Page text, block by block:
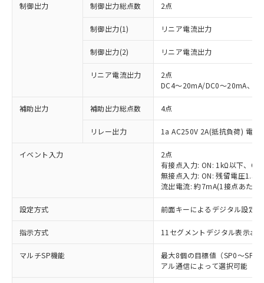
制御出力 制御出力総点数 2点
制御出力(1) リニア電流出力
制御出力(2) リニア電流出力
リニア電流出力
2点
DC4～20mA/DC0～20mA、
補助出力 補助出力総点数 4点
リレー出力 1a AC250V 2A(抵抗負荷) 電
イベント入力
2点
有接点入力: ON: 1kΩ以下、
無接点入力: ON: 残留電圧1.5V
流出電流: 約7mA(1接点あたり)
設定方式 前面キーによるデジタル設定
指示方式 11セグメントデジタル表示お
マルチSP機能
最大8個の目標値（SP0～SP7
アル通信によって選択可能